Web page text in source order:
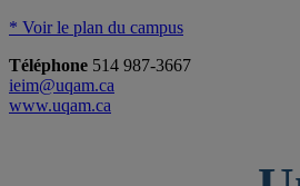
* Voir le plan du campus
Téléphone 514 987-3667
ieim@uqam.ca
www.uqam.ca